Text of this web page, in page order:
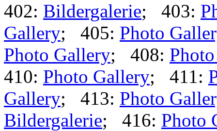
402: Bildergalerie; 403:
Gallery; 405: Photo
Photo Gallery; 408:
410: Photo Gallery; 411:
Gallery; 413: Photo
Bildergalerie; 416: Photo